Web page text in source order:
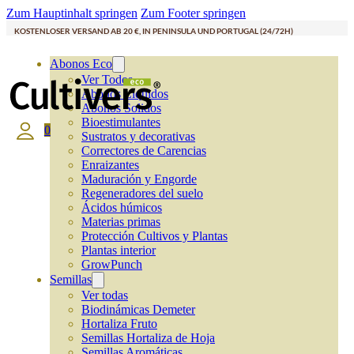
Zum Hauptinhalt springen Zum Footer springen
KOSTENLOSER VERSAND AB 20 €, IN PENINSULA UND PORTUGAL (24/72H)
Abonos Eco
Ver Todos
Abonos Líquidos
Abonos Solidos
Bioestimulantes
Sustratos y decorativas
Correctores de Carencias
Enraizantes
Maduración y Engorde
Regeneradores del suelo
Ácidos húmicos
Materias primas
Protección Cultivos y Plantas
Plantas interior
GrowPunch
Semillas
Ver todas
Biodinámicas Demeter
Hortaliza Fruto
Semillas Hortaliza de Hoja
0